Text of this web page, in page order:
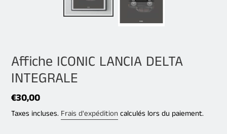
Affiche ICONIC LANCIA DELTA
INTEGRALE
Prix
normal
€30,00
Taxes incluses. Frais d'expédition calculés lors du paiement.